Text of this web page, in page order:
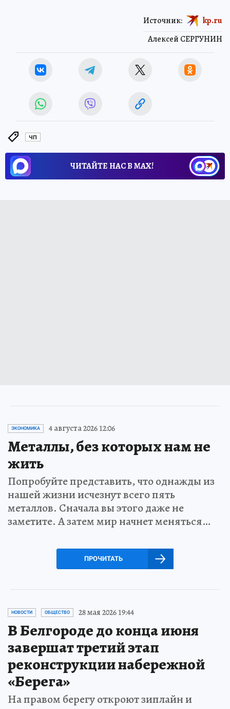
Алексей СЕРГУНИН
Источник: kp.ru
ЧП
ЧИТАЙТЕ НАС В МАХ!
ЭКОНОМИКА 4 августа 2026 12:06
Металлы, без которых нам не
жить
Попробуйте представить, что однажды из
нашей жизни исчезнут всего пять
металлов. Сначала вы этого даже не
заметите. А затем мир начнет меняться…
ПРОЧИТАТЬ
НОВОСТИ ОБЩЕСТВО 28 мая 2026 19:44
В Белгороде до конца июня
завершат третий этап
реконструкции набережной
«Берега»
На правом берегу откроют зиплайн и